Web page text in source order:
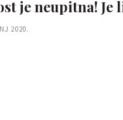
je neupitna!
2020.